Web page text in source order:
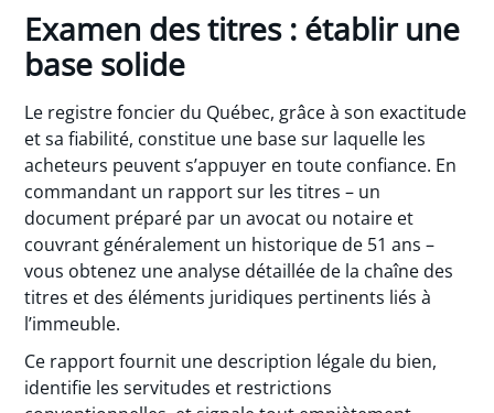
Examen des titres : établir une
base solide
Le registre foncier du Québec, grâce à son exactitude
et sa fiabilité, constitue une base sur laquelle les
acheteurs peuvent s’appuyer en toute confiance. En
commandant un rapport sur les titres – un
document préparé par un avocat ou notaire et
couvrant généralement un historique de 51 ans –
vous obtenez une analyse détaillée de la chaîne des
titres et des éléments juridiques pertinents liés à
l’immeuble.
Ce rapport fournit une description légale du bien,
identifie les servitudes et restrictions